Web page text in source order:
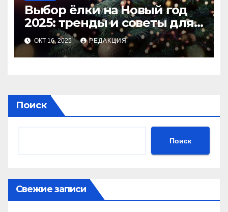
Выбор ёлки на Новый год
2025: тренды и советы для
идеального праздника
ОКТ 16, 2025 РЕДАКЦИЯ
Поиск
Поиск
Свежие записи